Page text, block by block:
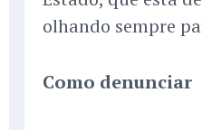
olhando sempre
Como denunciar